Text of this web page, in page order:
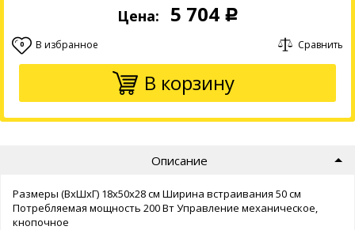
Цена: 5 704 Р
0 В избранное Сравнить
В корзину
Описание
Размеры (ВхШхГ) 18x50x28 см Ширина встраивания 50 см
Потребляемая мощность 200 Вт Управление механическое,
кнопочное